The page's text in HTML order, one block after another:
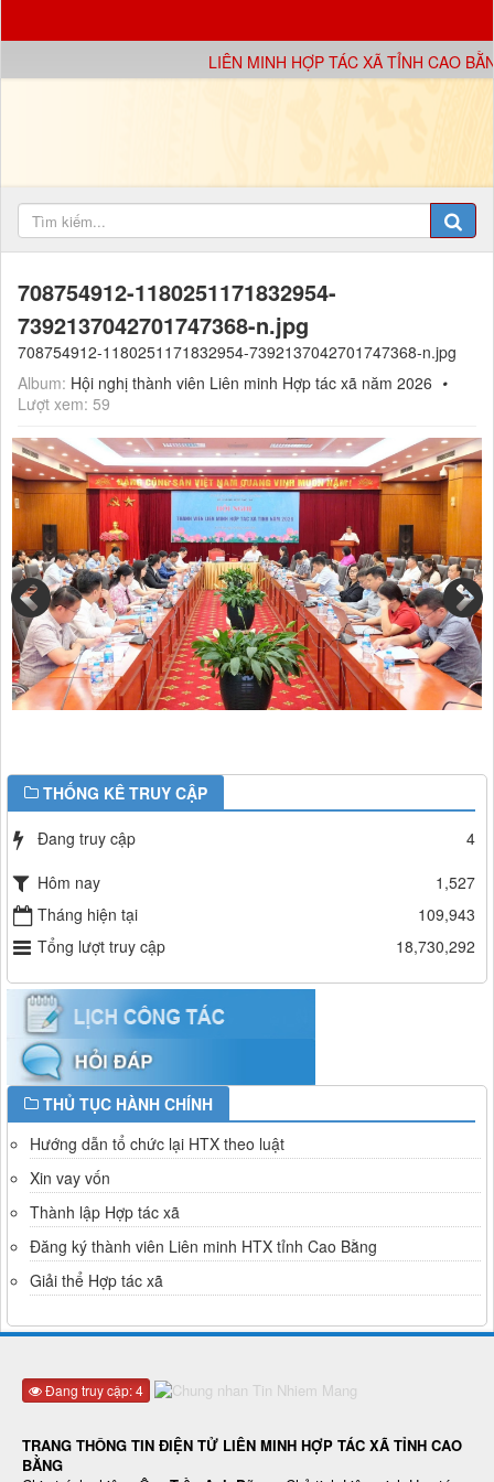
LIÊN MINH HỢP TÁC XÃ TỈNH CAO
708754912-1180251171832954-
7392137042701747368-n.jpg
708754912-1180251171832954-7392137042701747368-n.jpg
Album: Hội nghị thành viên Liên minh Hợp tác xã năm 2026
Lượt xem: 59
THỐNG KÊ TRUY CẬP
Đang truy cập
4
Hôm nay
1,527
Tháng hiện tại
109,943
Tổng lượt truy cập
18,730,292
THỦ TỤC HÀNH CHÍNH
Hướng dẫn tổ chức lại HTX theo luật
Xin vay vốn
Thành lập Hợp tác xã
Đăng ký thành viên Liên minh HTX tỉnh Cao Bằng
Giải thể Hợp tác xã
Đang truy cập: 4
TRANG THÔNG TIN ĐIỆN TỬ LIÊN MINH HỢP TÁC XÃ TỈNH CAO
BẰNG